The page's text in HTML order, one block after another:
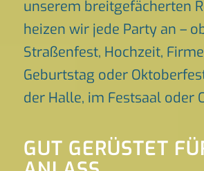
unserem breitgefächerten
heizen wir jede Party an –
Straßenfest, Hochzeit,
Geburtstag oder
der Halle, im Festsaal oder
GUT GERÜSTET